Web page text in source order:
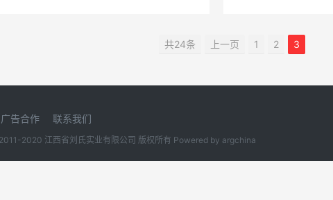
共24条 上一页 1 2 3
广告合作 联系我们
2020 江西省刘氏实业有限公司 版权所有 Powered by argchina